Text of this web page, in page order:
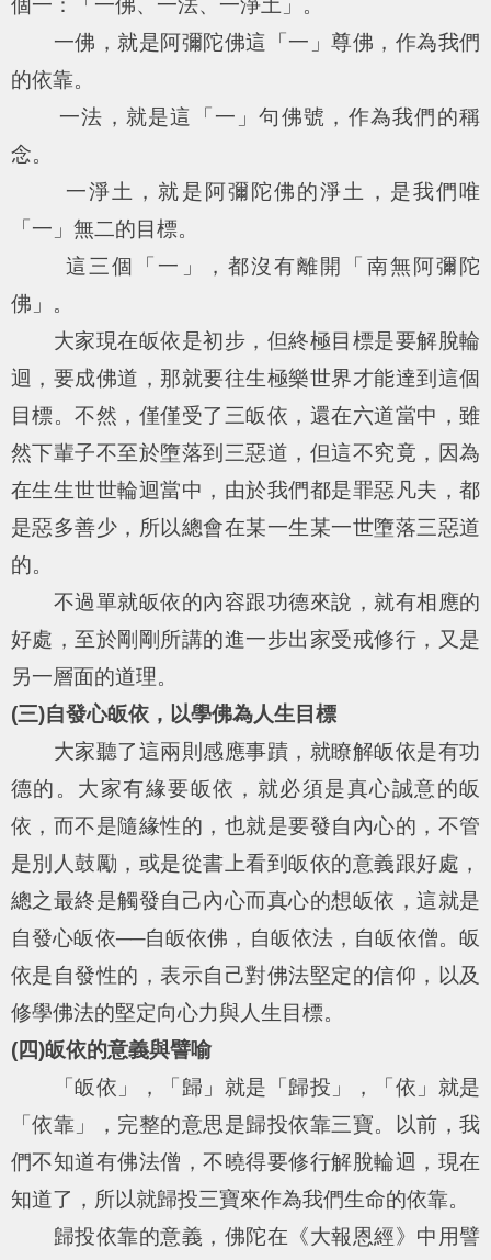
個一：「一佛、一法、一淨土」。
一佛，就是阿彌陀佛這「一」尊佛，作為我們
的依靠。
一法，就是這「一」句佛號，作為我們的稱
念。
一淨土，就是阿彌陀佛的淨土，是我們唯
「一」無二的目標。
這三個「一」，都沒有離開「南無阿彌陀
佛」。
大家現在皈依是初步，但終極目標是要解脫輪
迴，要成佛道，那就要往生極樂世界才能達到這個
目標。不然，僅僅受了三皈依，還在六道當中，雖
然下輩子不至於墮落到三惡道，但這不究竟，因為
在生生世世輪迴當中，由於我們都是罪惡凡夫，都
是惡多善少，所以總會在某一生某一世墮落三惡道
的。
不過單就皈依的內容跟功德來說，就有相應的
好處，至於剛剛所講的進一步出家受戒修行，又是
另一層面的道理。
(三)自發心皈依，以學佛為人生目標
大家聽了這兩則感應事蹟，就瞭解皈依是有功
德的。大家有緣要皈依，就必須是真心誠意的皈
依，而不是隨緣性的，也就是要發自內心的，不管
是別人鼓勵，或是從書上看到皈依的意義跟好處，
總之最終是觸發自己內心而真心的想皈依，這就是
自發心皈依──自皈依佛，自皈依法，自皈依僧。皈
依是自發性的，表示自己對佛法堅定的信仰，以及
修學佛法的堅定向心力與人生目標。
(四)皈依的意義與譬喻
「皈依」，「歸」就是「歸投」，「依」就是
「依靠」，完整的意思是歸投依靠三寶。以前，我
們不知道有佛法僧，不曉得要修行解脫輪迴，現在
知道了，所以就歸投三寶來作為我們生命的依靠。
歸投依靠的意義，佛陀在《大報恩經》中用譬